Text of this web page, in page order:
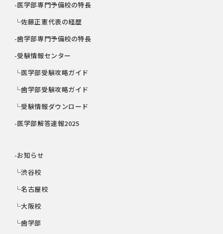
-医学部専門予備校の特長
└佐藤正憲代表の経歴
-歯学部専門予備校の特長
-受験情報センター
└医学部受験攻略ガイド
└歯学部受験攻略ガイド
└受験情報ダウンロード
-医学部解答速報2025
-お知らせ
└渋谷校
└名古屋校
└大阪校
└歯学部